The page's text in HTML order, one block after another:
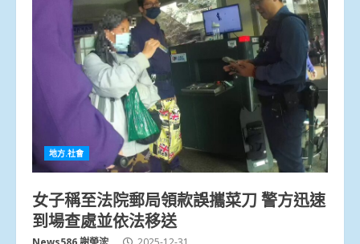
地方.社會
女子稱至法院郵局領款誤攜菜刀 警方迅速
到場查處並依法移送